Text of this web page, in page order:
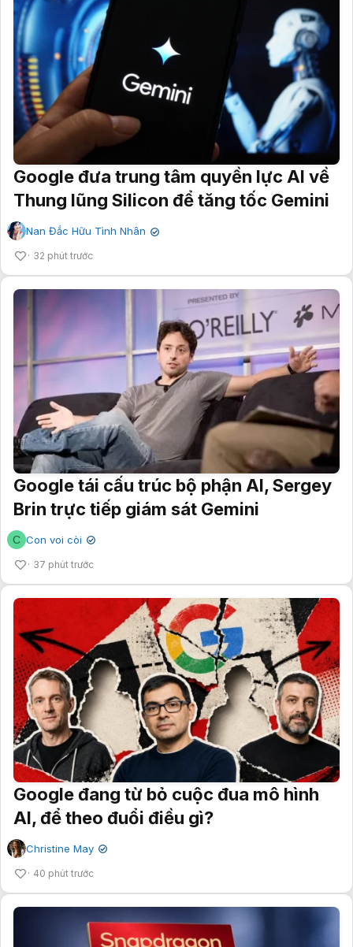
Google đưa trung tâm quyền lực AI về
Thung lũng Silicon để tăng tốc Gemini
Nan Đắc Hữu Tình Nhân ✔
32 phút trước
Google tái cấu trúc bộ phận AI, Sergey
Brin trực tiếp giám sát Gemini
C Con voi còi ✔
37 phút trước
Google đang từ bỏ cuộc đua mô hình
AI, để theo đuổi điều gì?
Christine May ✔
40 phút trước